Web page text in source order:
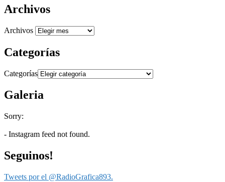
Archivos
Archivos
Categorías
Categorías
Galeria
Sorry:
- Instagram feed not found.
Seguinos!
Tweets por el @RadioGrafica893.